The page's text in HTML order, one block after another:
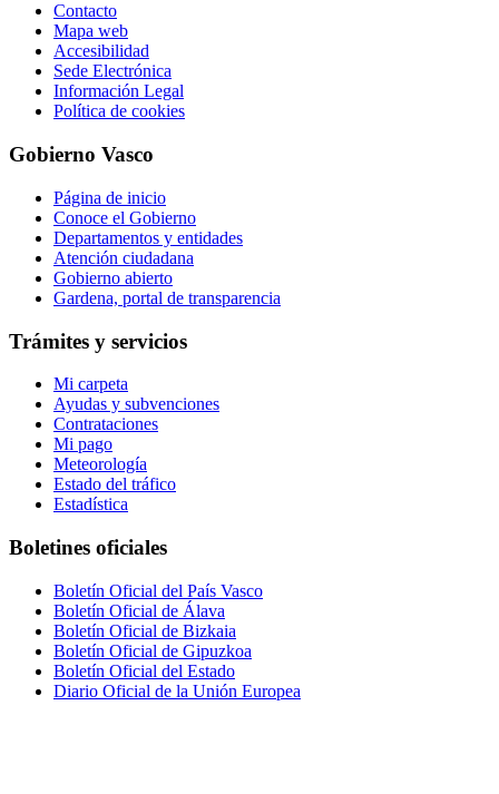
Contacto
Mapa web
Accesibilidad
Sede Electrónica
Información Legal
Política de cookies
Gobierno Vasco
Página de inicio
Conoce el Gobierno
Departamentos y entidades
Atención ciudadana
Gobierno abierto
Gardena, portal de transparencia
Trámites y servicios
Mi carpeta
Ayudas y subvenciones
Contrataciones
Mi pago
Meteorología
Estado del tráfico
Estadística
Boletines oficiales
Boletín Oficial del País Vasco
Boletín Oficial de Álava
Boletín Oficial de Bizkaia
Boletín Oficial de Gipuzkoa
Boletín Oficial del Estado
Diario Oficial de la Unión Europea